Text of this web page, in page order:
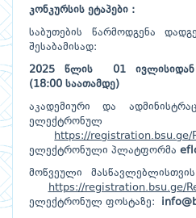
კონკურსის ეტაპები :
საბუთების წარმოდგენა
შესაბამისად:
2025 წლის 01
(18:00 საათამდე)
აკადემიური და
https://registration.bsu.ge/
ელექტრონული პლატფორმა
მოწვეული
https://registration.bsu.ge/
ელექტრონულ ფოსტაზე: